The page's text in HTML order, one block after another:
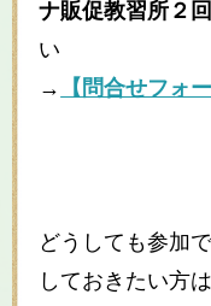
ナ販促教習所２
い
→
【問合せフォー
どうしても参加
しておきたい方は